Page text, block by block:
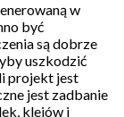
w
być
są dobrze
uszkodzić
projekt jest
jest zadbanie
klejów i